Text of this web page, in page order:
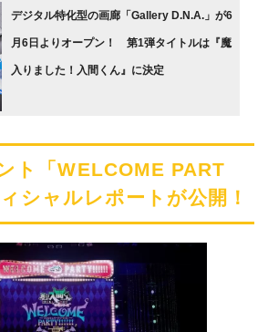
デジタル特化型の画廊「Gallery D.N.A.」が6
月6日よりオープン！ 第1弾タイトルは『魔
入りました！入間くん』に決定
ト「WELCOME PART
シャルレポートが公開！